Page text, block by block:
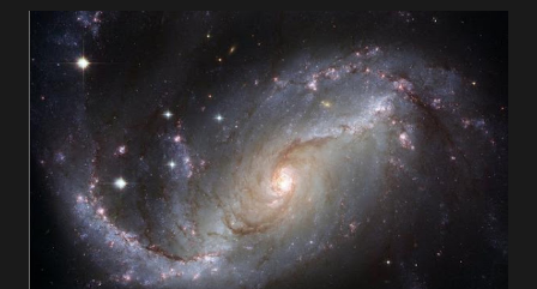
Ai na ka dhënë Kuranin si udhëzim, Profetin Muhamed ﷺ si
shembull dhe adhurimet si mjete për ta afruar zemrën tonë
pranë Tij. Sa më shumë ta njohim Allahun dhe ta kujtojmë
Atë, aq më shumë zemra jonë mbushet me dritë, shpresë
dhe siguri. Allahu thotë në Kuran: "Vërtet, me përmendjen e
Allahut qetësohen zemrat." (Sure Er-Ra'd, 13:28) Ky është
një premtim hyjnor. Allahu nuk thotë se zemrat qetësohen
me pasuri apo me famë, por me përmendjen e Tij. Kjo na